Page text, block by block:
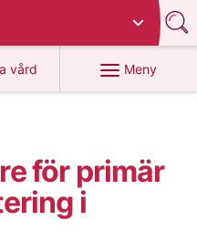
vård
1177.se
Meny
för primär
i